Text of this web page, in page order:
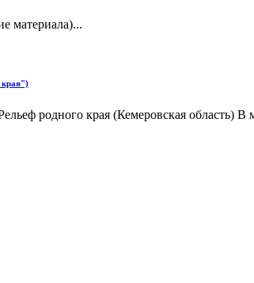
материала)...
края")
родного края (Кемеровская область) В